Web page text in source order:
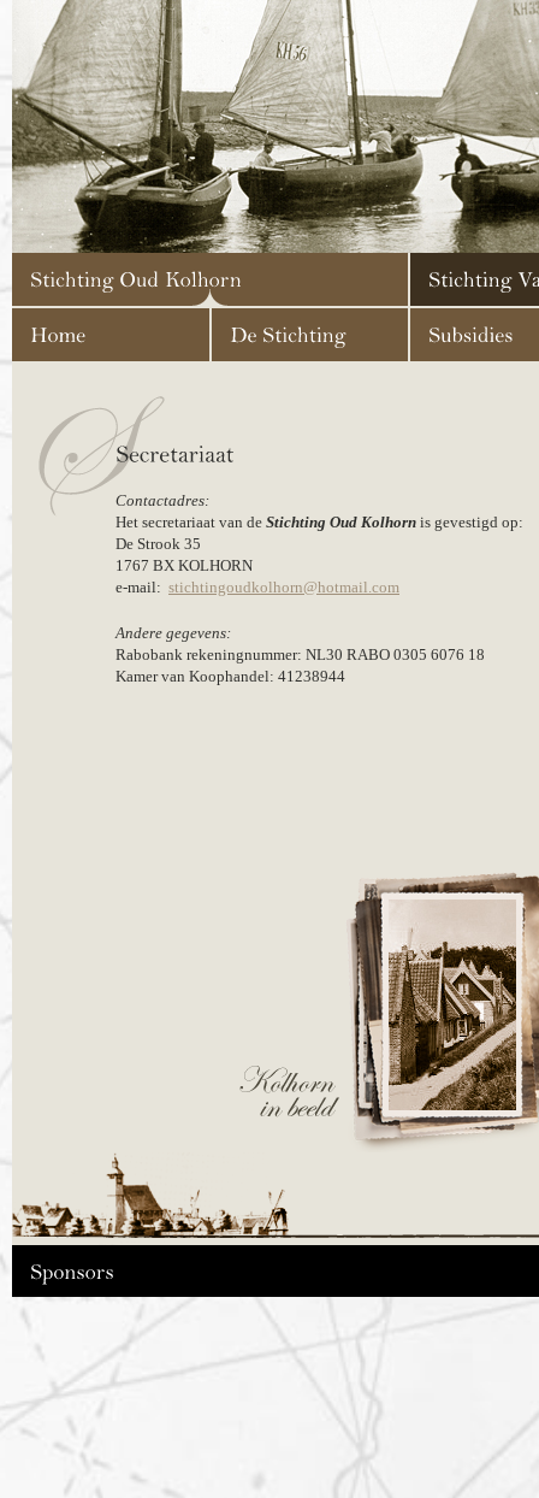
Contactadres:
Het secretariaat van de Stichting Oud Kolhorn is gevestigd op:
De Strook 35
1767 BX KOLHORN
e-mail: stichtingoudkolhorn@hotmail.com
Andere gegevens:
Rabobank rekeningnummer: NL30 RABO 0305 6076 18
Kamer van Koophandel: 41238944